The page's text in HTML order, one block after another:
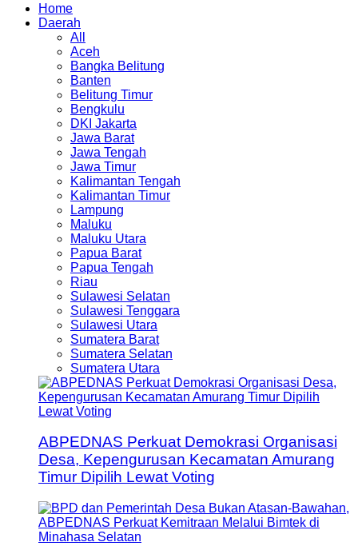
Home
Daerah
All
Aceh
Bangka Belitung
Banten
Belitung Timur
Bengkulu
DKI Jakarta
Jawa Barat
Jawa Tengah
Jawa Timur
Kalimantan Tengah
Kalimantan Timur
Lampung
Maluku
Maluku Utara
Papua Barat
Papua Tengah
Riau
Sulawesi Selatan
Sulawesi Tenggara
Sulawesi Utara
Sumatera Barat
Sumatera Selatan
Sumatera Utara
ABPEDNAS Perkuat Demokrasi Organisasi
Desa, Kepengurusan Kecamatan Amurang
Timur Dipilih Lewat Voting